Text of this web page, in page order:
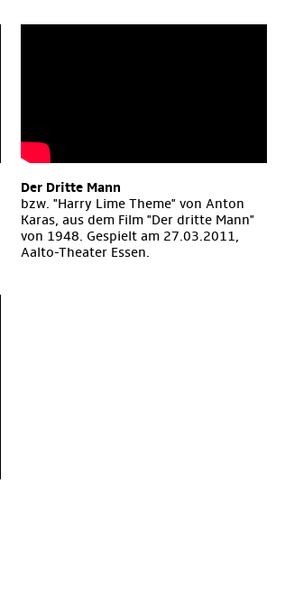
Der Dritte Mann
bzw. "Harry Lime Theme" von Anton
Karas, aus dem Film "Der dritte Mann"
von 1948. Gespielt am 27.03.2011,
Aalto-Theater Essen.